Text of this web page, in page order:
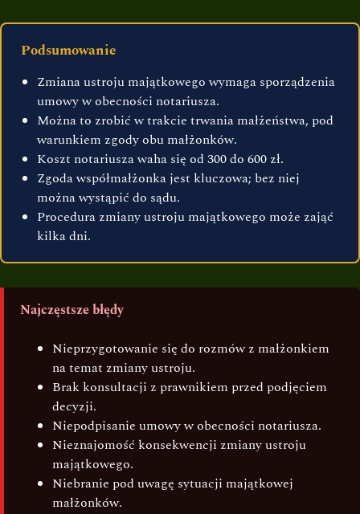
Podsumowanie
Zmiana ustroju majątkowego wymaga sporządzenia
umowy w obecności notariusza.
Można to zrobić w trakcie trwania małżeństwa, pod
warunkiem zgody obu małżonków.
Koszt notariusza waha się od 300 do 600 zł.
Zgoda współmałżonka jest kluczowa; bez niej
można wystąpić do sądu.
Procedura zmiany ustroju majątkowego może zająć
kilka dni.
Najczęstsze błędy
Nieprzygotowanie się do rozmów z małżonkiem
na temat zmiany ustroju.
Brak konsultacji z prawnikiem przed podjęciem
decyzji.
Niepodpisanie umowy w obecności notariusza.
Nieznajomość konsekwencji zmiany ustroju
majątkowego.
Niebranie pod uwagę sytuacji majątkowej
małżonków.